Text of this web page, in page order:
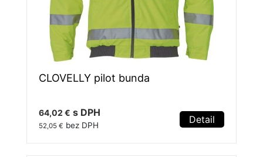
CLOVELLY pilot bunda
64,02 € s DPH
52,05 € bez DPH Detail